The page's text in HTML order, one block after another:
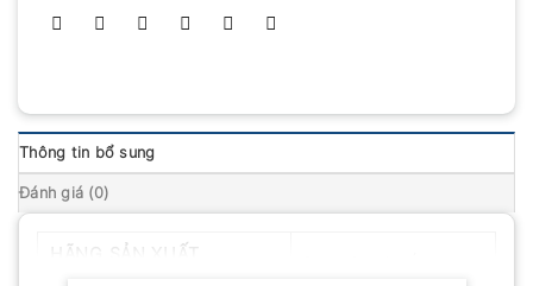
Thông tin bổ sung
Đánh giá (0)